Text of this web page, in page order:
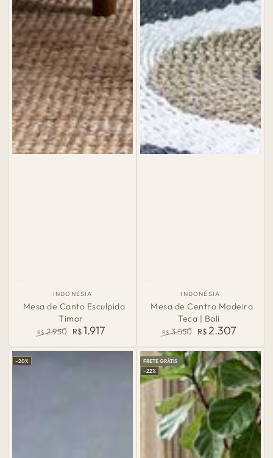
País
de
INDONÉSIA
Mesa de Canto Esculpida
Timor
normal
R$ 2.950
de
R$ 1.917
País
de
Origem:
INDONÉSIA
Mesa de Centro Madeira
Teca | Bali
normal
R$ 3.550
de
venda
R$2.307
–20%
FRETE GRÁTIS
–22%